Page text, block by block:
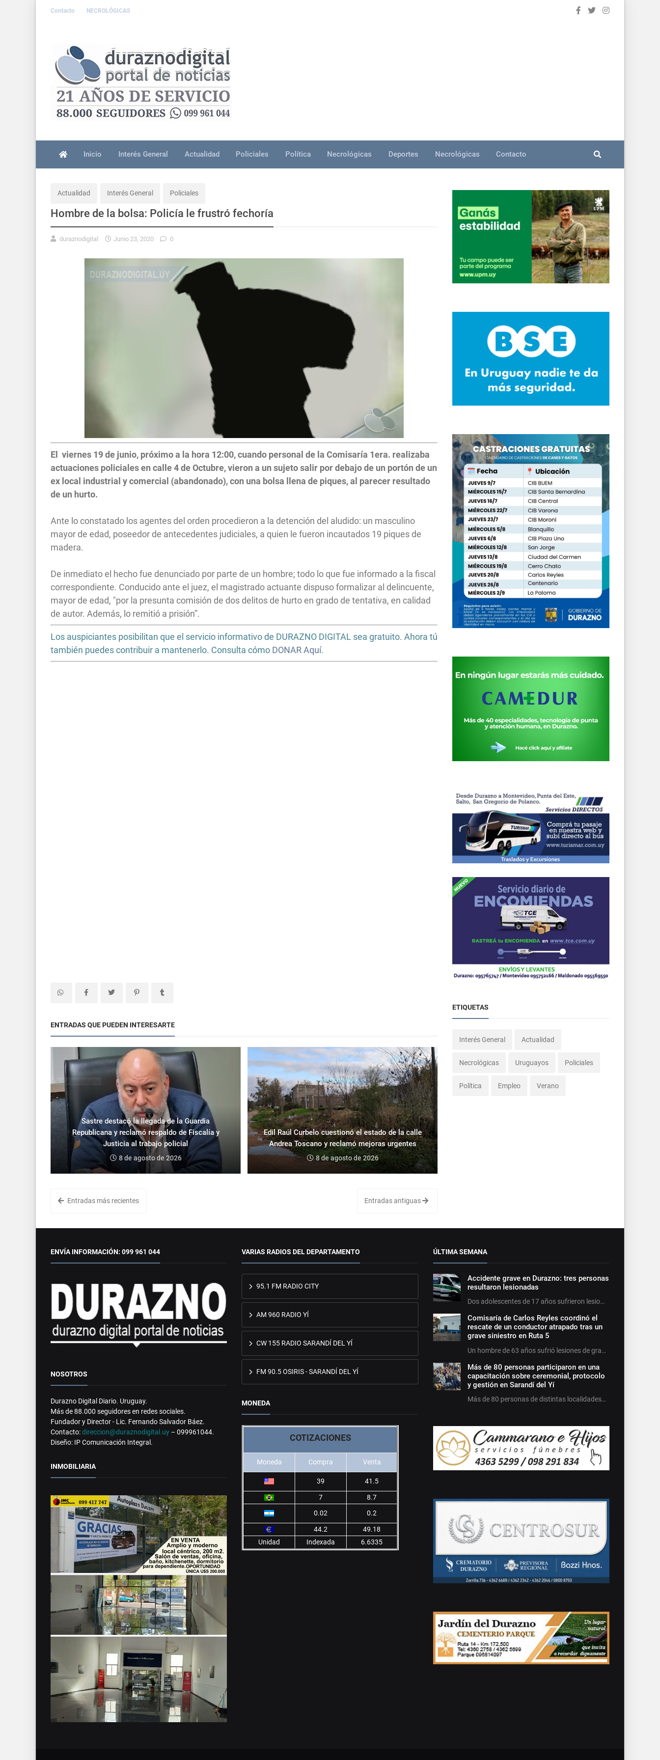
Contacto NECROLÓGICAS
Inicio Interés General Actualidad Policiales Política Necrológicas Deportes Necrológicas Contacto
Actualidad Interés General Policiales
Hombre de la bolsa: Policía le frustró fechoría
duraznodigital Junio 23, 2020 0
El viernes 19 de junio, próximo a la hora 12:00, cuando personal de la Comisaría 1era. realizaba
actuaciones policiales en calle 4 de Octubre, vieron a un sujeto salir por debajo de un portón de un
ex local industrial y comercial (abandonado), con una bolsa llena de piques, al parecer resultado
de un hurto.
Ante lo constatado los agentes del orden procedieron a la detención del aludido: un masculino
mayor de edad, poseedor de antecedentes judiciales, a quien le fueron incautados 19 piques de
madera.
De inmediato el hecho fue denunciado por parte de un hombre; todo lo que fue informado a la fiscal
correspondiente. Conducido ante el juez, el magistrado actuante dispuso formalizar al delincuente,
mayor de edad, "por la presunta comisión de dos delitos de hurto en grado de tentativa, en calidad
de autor. Además, lo remitió a prisión”.
Los auspiciantes posibilitan que el servicio informativo de DURAZNO DIGITAL sea gratuito. Ahora tú
también puedes contribuir a mantenerlo. Consulta cómo DONAR Aquí.
ENTRADAS QUE PUEDEN INTERESARTE
Sastre destacó la llegada de la Guardia
Republicana y reclamó respaldo de Fiscalía y
Justicia al trabajo policial
8 de agosto de 2026
Edil Raúl Curbelo cuestionó el estado de la calle
Andrea Toscano y reclamó mejoras urgentes
8 de agosto de 2026
Entradas más recientes Entradas antiguas
ETIQUETAS
Interés General Actualidad
Necrológicas Uruguayos Policiales
Política Empleo Verano
ENVÍA INFORMACIÓN: 099 961 044
NOSOTROS
Durazno Digital Diario. Uruguay.
Más de 88.000 seguidores en redes sociales.
Fundador y Director - Lic. Fernando Salvador Báez.
Contacto:direccion@duraznodigital.uy – 099961044.
Diseño: IP Comunicación Integral.
INMOBILIARIA
VARIAS RADIOS DEL DEPARTAMENTO
95.1 FM RADIO CITY
AM 960 RADIO YÍ
CW 155 RADIO SARANDÍ DEL YÍ
FM 90.5 OSIRIS - SARANDÍ DEL YÍ
MONEDA
COTIZACIONES
Moneda Compra Venta
39 41.5
7
8.7
0.02
0.2
44.2
49.18
Unidad
Indexada 6.6335
ÚLTIMA SEMANA
Accidente grave en Durazno: tres personas
resultaron lesionadas
Dos adolescentes de 17 años sufrieron lesio…
Comisaría de Carlos Reyles coordinó el
rescate de un conductor atrapado tras un
grave siniestro en Ruta 5
Un hombre de 63 años sufrió lesiones de gra…
Más de 80 personas participaron en una
capacitación sobre ceremonial, protocolo
y gestión en Sarandí del Yí
Más de 80 personas de distintas localidades…